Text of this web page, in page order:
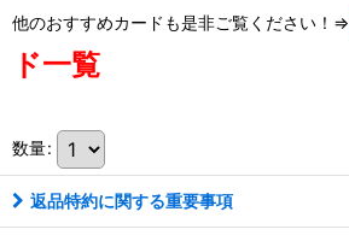
他のおすすめカードも是非ご覧ください！⇒
ド一覧
数量:
返品特約に関する重要事項